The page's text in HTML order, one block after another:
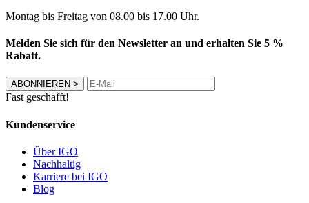
Montag bis Freitag von 08.00 bis 17.00 Uhr.
Melden Sie sich für den Newsletter an und erhalten Sie 5 %
Rabatt.
ABONNIEREN >
Fast geschafft!
Kundenservice
Über IGO
Nachhaltig
Karriere bei IGO
Blog